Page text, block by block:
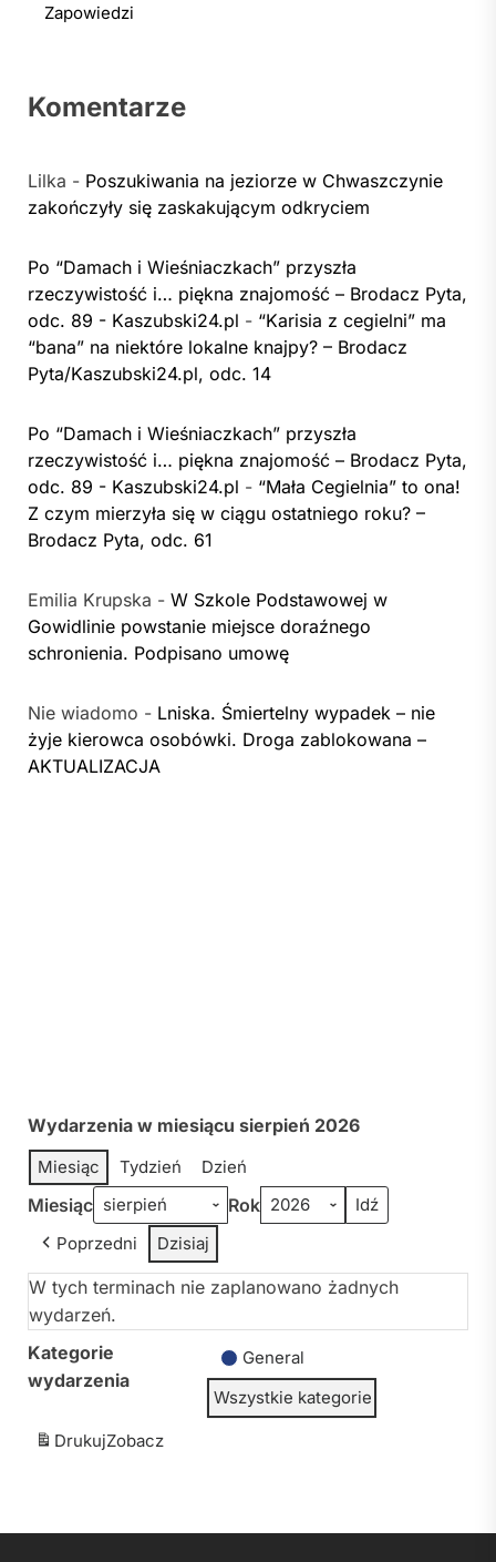
Zapowiedzi
Komentarze
Lilka - Poszukiwania na jeziorze w Chwaszczynie
zakończyły się zaskakującym odkryciem
Po “Damach i Wieśniaczkach” przyszła
rzeczywistość i… piękna znajomość – Brodacz Pyta,
odc. 89 - Kaszubski24.pl - “Karisia z cegielni” ma
“bana” na niektóre lokalne knajpy? – Brodacz
Pyta/Kaszubski24.pl, odc. 14
Po “Damach i Wieśniaczkach” przyszła
rzeczywistość i… piękna znajomość – Brodacz Pyta,
odc. 89 - Kaszubski24.pl - “Mała Cegielnia” to ona!
Z czym mierzyła się w ciągu ostatniego roku? –
Brodacz Pyta, odc. 61
Emilia Krupska - W Szkole Podstawowej w
Gowidlinie powstanie miejsce doraźnego
schronienia. Podpisano umowę
Nie wiadomo - Lniska. Śmiertelny wypadek – nie
żyje kierowca osobówki. Droga zablokowana –
AKTUALIZACJA
Wydarzenia w miesiącu sierpień 2026
Miesiąc Tydzień Dzień
Miesiąc Rok
Poprzedni Dzisiaj
W tych terminach nie zaplanowano żadnych
wydarzeń.
Kategorie
wydarzenia
General
Wszystkie kategorie
DrukujZobacz